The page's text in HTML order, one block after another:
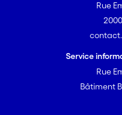
Rue
Service
Rue
Bâtiment